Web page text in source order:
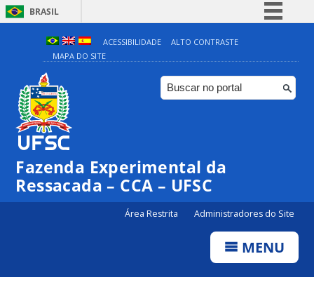
BRASIL
Simplifique!
Comunica BR
Participe
ACESSIBILIDADE
ALTO CONTRASTE
MAPA DO SITE
Fazenda Experimental da
Ressacada – CCA – UFSC
Área Restrita Administradores do Site
MENU